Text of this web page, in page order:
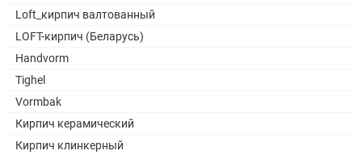
Loft_кирпич валтованный
LOFT-кирпич (Беларусь)
Handvorm
Tighel
Vormbak
Кирпич керамический
Кирпич клинкерный